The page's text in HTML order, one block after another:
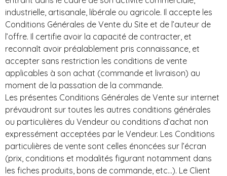
industrielle, artisanale, libérale ou agricole. Il accepte les
Conditions Générales de Vente du Site et de l’auteur de
l’offre. Il certifie avoir la capacité de contracter, et
reconnaît avoir préalablement pris connaissance, et
accepter sans restriction les conditions de vente
applicables à son achat (commande et livraison) au
moment de la passation de la commande.
Les présentes Conditions Générales de Vente sur internet
prévaudront sur toutes les autres conditions générales
ou particulières du Vendeur ou conditions d’achat non
expressément acceptées par le Vendeur. Les Conditions
particulières de vente sont celles énoncées sur l’écran
(prix, conditions et modalités figurant notamment dans
les fiches produits, bons de commande, etc…). Le Client